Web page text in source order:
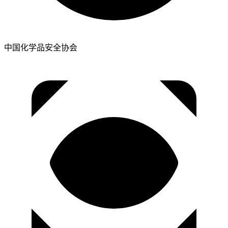
中国化学品安全协会